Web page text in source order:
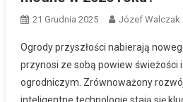
21 Grudnia 2025 Józef Walczak
Ogrody przyszłości nabierają
przynosi ze sobą powiew świeżości
ogrodniczym. Zrównoważony